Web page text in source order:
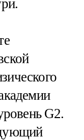
G2.